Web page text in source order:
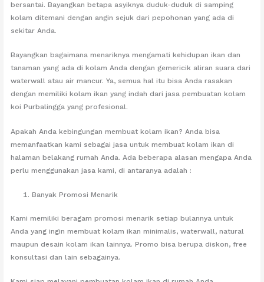
bersantai. Bayangkan betapa asyiknya duduk-duduk di samping
kolam ditemani dengan angin sejuk dari pepohonan yang ada di
sekitar Anda.
Bayangkan bagaimana menariknya mengamati kehidupan ikan dan
tanaman yang ada di kolam Anda dengan gemericik aliran suara dari
waterwall atau air mancur. Ya, semua hal itu bisa Anda rasakan
dengan memiliki kolam ikan yang indah dari jasa pembuatan kolam
koi Purbalingga yang profesional.
Apakah Anda kebingungan membuat kolam ikan? Anda bisa
memanfaatkan kami sebagai jasa untuk membuat kolam ikan di
halaman belakang rumah Anda. Ada beberapa alasan mengapa Anda
perlu menggunakan jasa kami, di antaranya adalah :
Banyak Promosi Menarik
Kami memiliki beragam promosi menarik setiap bulannya untuk
Anda yang ingin membuat kolam ikan minimalis, waterwall, natural
maupun desain kolam ikan lainnya. Promo bisa berupa diskon, free
konsultasi dan lain sebagainya.